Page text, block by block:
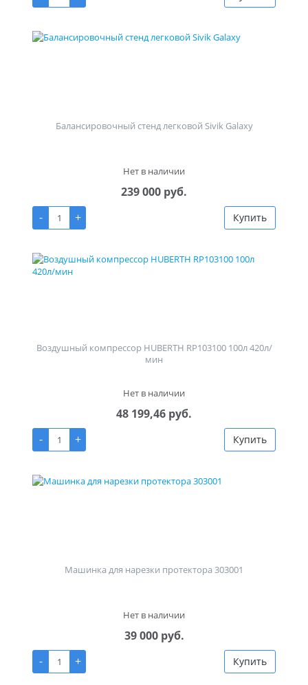
Балансировочный стенд легковой Sivik Galaxy
Нет в наличии
239 000 руб.
-
+ Купить
Воздушный компрессор HUBERTH RP103100 100л 420л/
мин
Нет в наличии
48 199,46 руб.
-
+ Купить
Машинка для нарезки протектора 303001
Нет в наличии
39 000 руб.
-
+ Купить